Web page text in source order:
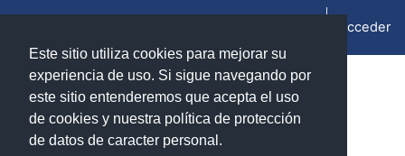
Este sitio utiliza cookies para mejorar su
experiencia de uso. Si sigue navegando por
este sitio entenderemos que acepta el uso
de cookies y nuestra política de protección
de datos de caracter personal.
Panel lateral
Acceder
Información del curso
Ondas electromagnéticas (2024/2025)